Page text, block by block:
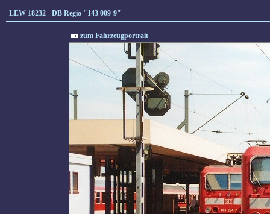
LEW 18232 - DB Regio "143 009-9"
zum Fahrzeugportrait